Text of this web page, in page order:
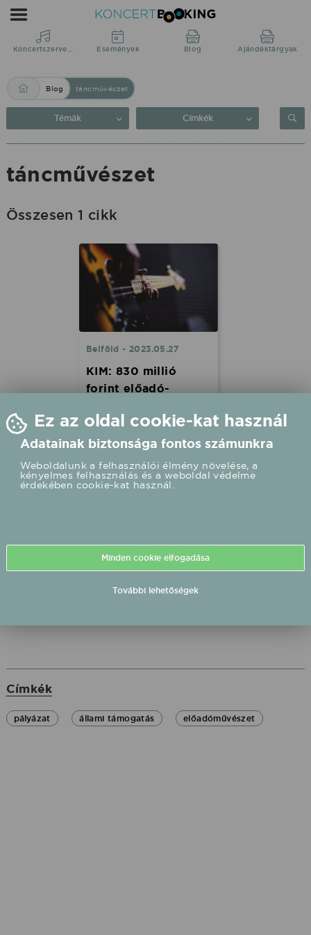
Blog:
táncművészet
KoncertBooking
Közvetlenül
produkciótól.
Koncertszervezés Események Blog Ajándéktárgyak
Blog táncművészet
Témák Címkék
táncművészet
Összesen 1 cikk
Belföld - 2023.05.27
KIM: 830 millió
forint előadó-
szervezetek
támogatására
Összesen 830 millió forint
állami támogatás segíti a
minősítéssel nem
a Kulturális és Innovációs
Címkék
pályázat állami támogatás előadóművészet
Ez az oldal cookie-kat használ
Adatainak biztonsága fontos számunkra
Weboldalunk a felhasználói élmény növelése, a
kényelmes felhasználás és a weboldal védelme
érdekében cookie-kat használ.
Minden cookie elfogadása
További lehetőségek